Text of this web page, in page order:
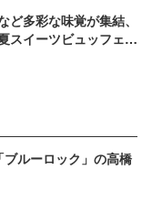
多彩な味覚が集結、
スイーツビュッフェ開
ルーロック」の高橋